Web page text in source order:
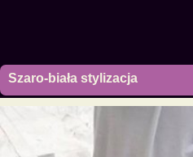
Szaro-biała stylizacja